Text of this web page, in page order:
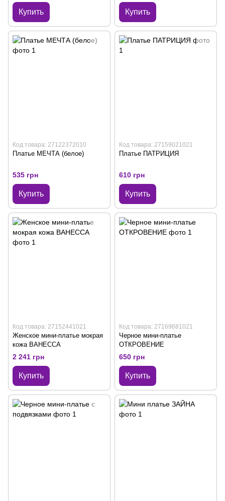
Купить Купить
Код товара: 27122372010
Платье МЕЧТА (белое)
535 грн
Купить
Код товара: 27159021021
Платье ПАТРИЦИЯ
610 грн
Купить
Код товара: 27152441021
Женское мини-платье мокрая
кожа ВАНЕССА
2 241 грн
Купить
Код товара: 27169681021
Черное мини-платье
ОТКРОВЕНИЕ
650 грн
Купить